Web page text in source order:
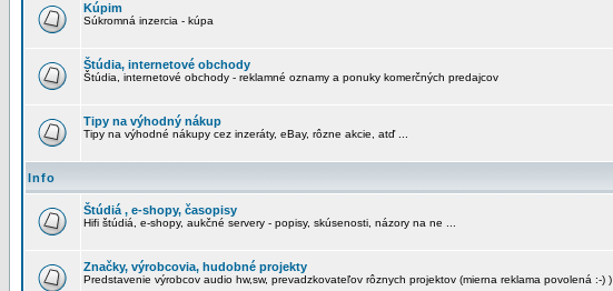
Kúpim
Súkromná inzercia - kúpa
Štúdia, internetové obchody
Štúdia, internetové obchody - reklamné oznamy a ponuky komerčných predajcov
Tipy na výhodný nákup
Tipy na výhodné nákupy cez inzeráty, eBay, rôzne akcie, atď ...
Info
Štúdiá , e-shopy, časopisy
Hifi štúdiá, e-shopy, aukčné servery - popisy, skúsenosti, názory na ne ...
Značky, výrobcovia, hudobné projekty
Predstavenie výrobcov audio hw,sw, prevadzkovateľov rôznych projektov (mierna reklama povolená :-) )